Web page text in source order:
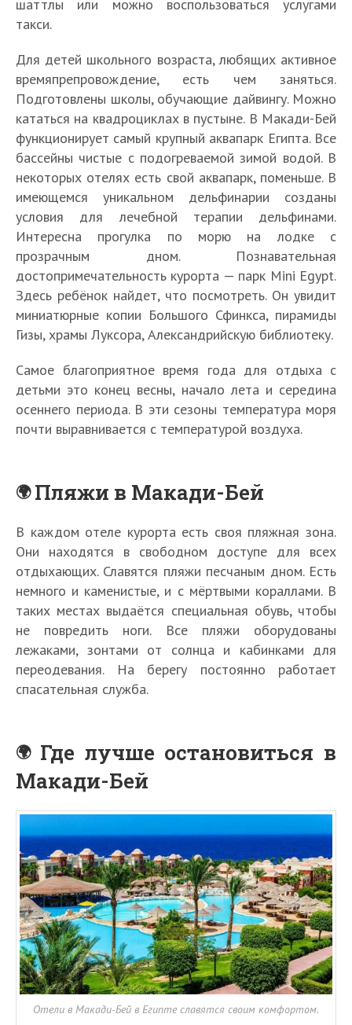
шаттлы или можно воспользоваться услугами
такси.
Для детей школьного возраста, любящих активное
времяпрепровождение, есть чем заняться.
Подготовлены школы, обучающие дайвингу. Можно
кататься на квадроциклах в пустыне. В Макади-Бей
функционирует самый крупный аквапарк Египта. Все
бассейны чистые с подогреваемой зимой водой. В
некоторых отелях есть свой аквапарк, поменьше. В
имеющемся уникальном дельфинарии созданы
условия для лечебной терапии дельфинами.
Интересна прогулка по морю на лодке с
прозрачным дном. Познавательная
достопримечательность курорта — парк Mini Egypt.
Здесь ребёнок найдет, что посмотреть. Он увидит
миниатюрные копии Большого Сфинкса, пирамиды
Гизы, храмы Луксора, Александрийскую библиотеку.
Самое благоприятное время года для отдыха с
детьми это конец весны, начало лета и середина
осеннего периода. В эти сезоны температура моря
почти выравнивается с температурой воздуха.
Пляжи в Макади-Бей
В каждом отеле курорта есть своя пляжная зона.
Они находятся в свободном доступе для всех
отдыхающих. Славятся пляжи песчаным дном. Есть
немного и каменистые, и с мёртвыми кораллами. В
таких местах выдаётся специальная обувь, чтобы
не повредить ноги. Все пляжи оборудованы
лежаками, зонтами от солнца и кабинками для
переодевания. На берегу постоянно работает
спасательная служба.
Где лучше остановиться в
Макади-Бей
Отели в Макади-Бей в Египте славятся своим комфортом.